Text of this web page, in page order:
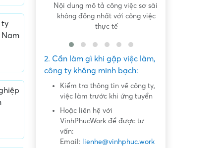
ty
Nam
bình
Nội dung mô tả công việc sơ sài,
không đồng nhất với công việc
thực tế
2. Cần làm gì khi gặp việc làm,
công ty không minh bạch:
Kiểm tra thông tin về công ty,
việc làm trước khi ứng tuyển
Hoặc liên hệ với
VinhPhucWork để được tư
vấn:
Email: lienhe@vinhphuc.work